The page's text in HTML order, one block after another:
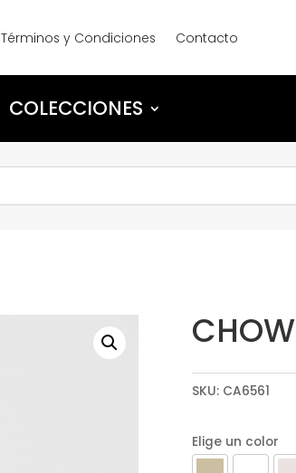
Términos y Condiciones Contacto
COLECCIONES
CHOW
SKU: CA6561
Elige un color